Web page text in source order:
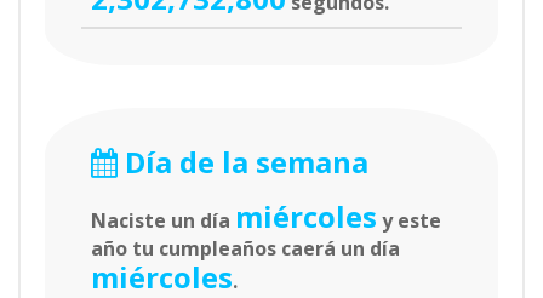
Día de la semana
Naciste un día miércoles y este
año tu cumpleaños caerá un día
miércoles.